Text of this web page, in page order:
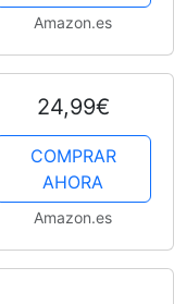
Amazon.es
24,99€
COMPRAR
AHORA
Amazon.es